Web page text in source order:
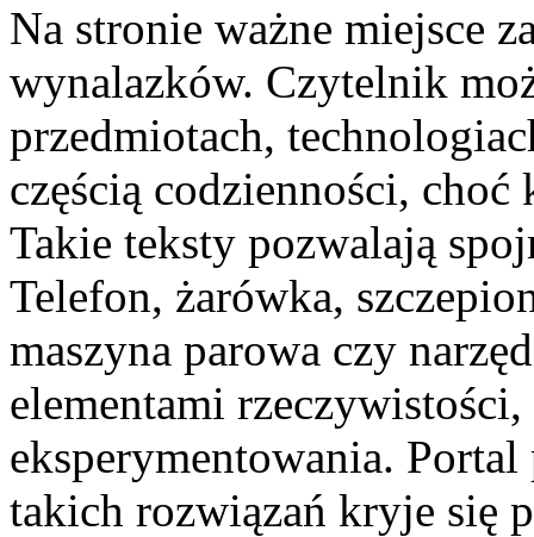
Na stronie ważne miejsce
wynalazków. Czytelnik
przedmiotach,
częścią codzienności, choć
Takie teksty pozwalają
Telefon, żarówka,
maszyna parowa czy
elementami
eksperymentowania.
takich rozwiązań kryje się